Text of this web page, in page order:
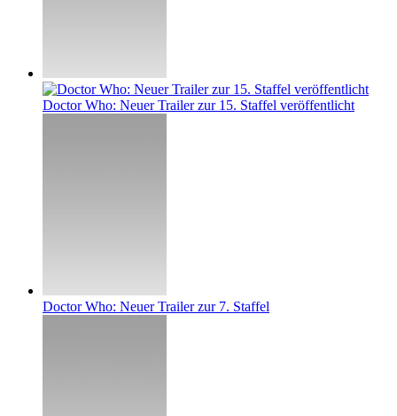
Doctor Who: Neuer Trailer zur 15. Staffel veröffentlicht
Doctor Who: Neuer Trailer zur 7. Staffel